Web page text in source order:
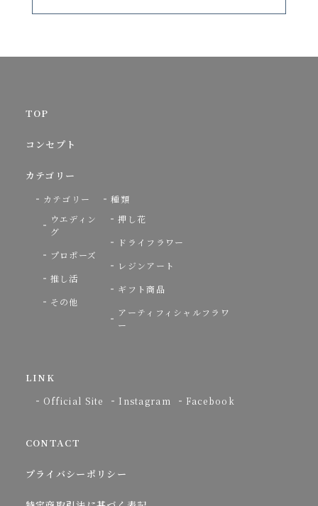
TOP
コンセプト
カテゴリー
カテゴリー
ウエディン
グ
プロポーズ
推し活
その他
種類
押し花
ドライフラワー
レジンアート
ギフト商品
アーティフィシャルフラワ
ー
LINK
Official Site Instagram Facebook
CONTACT
プライバシーポリシー